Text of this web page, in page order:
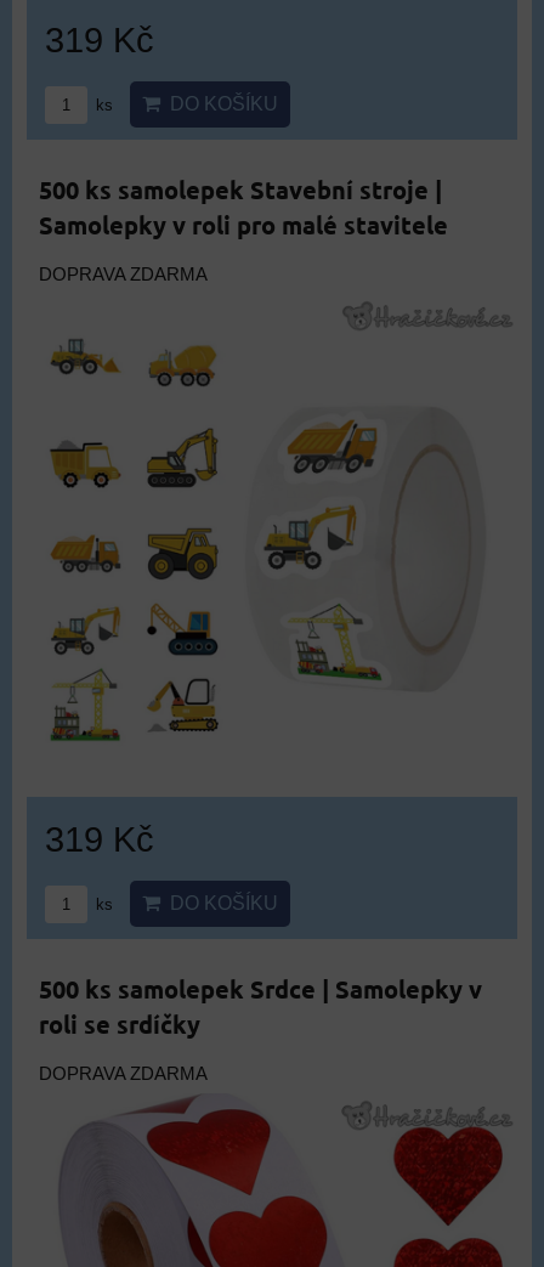
319 Kč
ks DO KOŠÍKU
500 ks samolepek Stavební stroje |
Samolepky v roli pro malé stavitele
DOPRAVA ZDARMA
319 Kč
ks DO KOŠÍKU
500 ks samolepek Srdce | Samolepky v
roli se srdíčky
DOPRAVA ZDARMA